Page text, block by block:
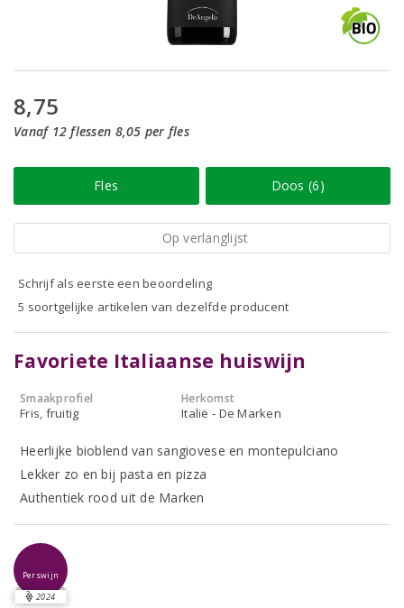
8,75
Vanaf 12 flessen 8,05 per fles
Fles Doos (6)
Op verlanglijst
Schrijf als eerste een beoordeling
5 soortgelijke artikelen van dezelfde producent
Favoriete Italiaanse huiswijn
Smaakprofiel
Fris, fruitig
Herkomst
Italië - De Marken
Heerlijke bioblend van sangiovese en montepulciano
Lekker zo en bij pasta en pizza
Authentiek rood uit de Marken
Perswijn
2024